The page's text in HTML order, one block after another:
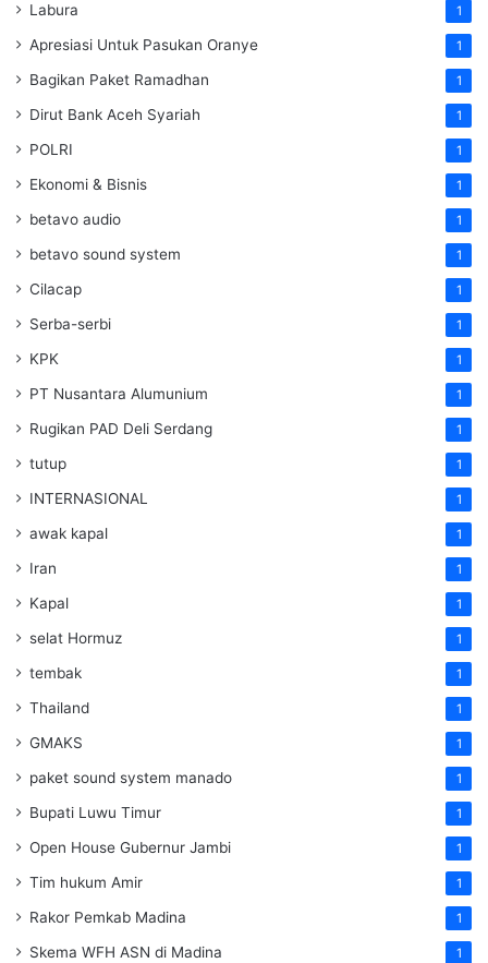
Labura 1
Apresiasi Untuk Pasukan Oranye 1
Bagikan Paket Ramadhan 1
Dirut Bank Aceh Syariah 1
POLRI 1
Ekonomi & Bisnis 1
betavo audio 1
betavo sound system 1
Cilacap 1
Serba-serbi 1
KPK 1
PT Nusantara Alumunium 1
Rugikan PAD Deli Serdang 1
tutup 1
INTERNASIONAL 1
awak kapal 1
Iran 1
Kapal 1
selat Hormuz 1
tembak 1
Thailand 1
GMAKS 1
paket sound system manado 1
Bupati Luwu Timur 1
Open House Gubernur Jambi 1
Tim hukum Amir 1
Rakor Pemkab Madina 1
Skema WFH ASN di Madina 1